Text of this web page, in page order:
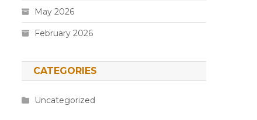
May 2026
February 2026
CATEGORIES
Uncategorized